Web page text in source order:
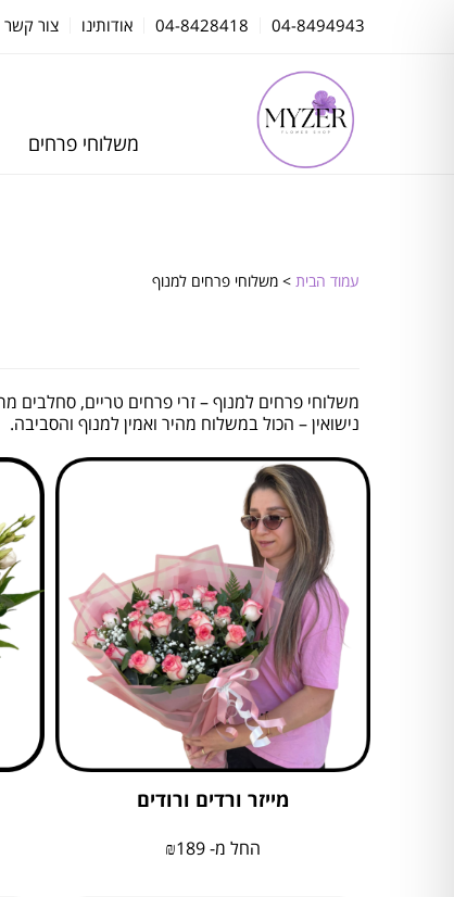
04-8494943
04-8428418 אודותינו צור קשר
משלוחי פרחים
עמוד הבית > משלוחי פרחים למנוף
משלוחי פרחים למנוף – זרי פרחים טריים, סחלבים
נישואין – הכול במשלוח מהיר ואמין למנוף והסביבה.
מייזר ורדים ורודים
החל מ- ₪189